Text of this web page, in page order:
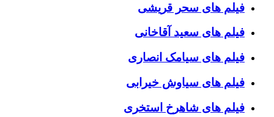
فیلم های سحر قریشی
فیلم های سعید آقاخانی
فیلم های سیامک انصاری
فیلم های سیاوش خیرابی
فیلم های شاهرخ استخری